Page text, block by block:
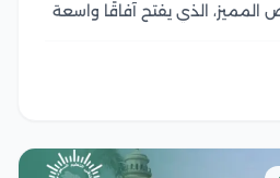
المميز، الذي يفتح آفاقًا واسعة
متطلبات القبول أمر ضروري...